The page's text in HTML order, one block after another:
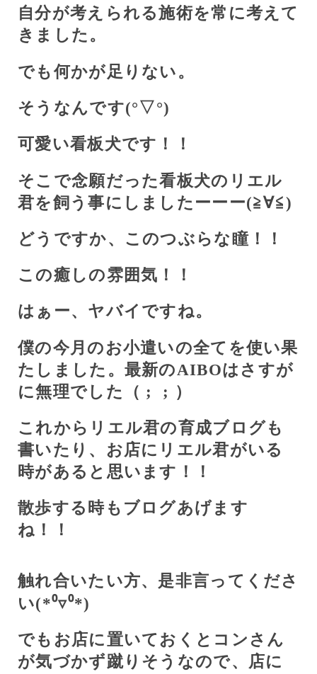
自分が考えられる施術を常に考えて
きました。
でも何かが足りない。
そうなんです(° ▽ °)
可愛い看板犬です！！
そこで念願だった看板犬のリエル
君を飼う事にしましたーーー(≧∀≦)
どうですか、このつぶらな瞳！！
この癒しの雰囲気！！
はぁー、ヤバイですね。
僕の今月のお小遣いの全てを使い果
たしました。最新のAIBOはさすが
に無理でした（ ; ; ）
これからリエル君の育成ブログも
書いたり、お店にリエル君がいる
時があると思います！！
散歩する時もブログあげます
ね！！
触れ合いたい方、是非言ってくださ
い(*⁰▿⁰*)
でもお店に置いておくとコンさん
が気づかず蹴りそうなので、店に